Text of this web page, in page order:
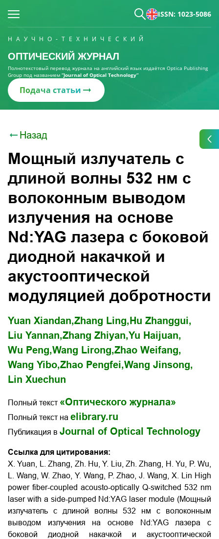
ISSN: 1023-5086
НАУЧНО-ТЕХНИЧЕСКИЙ
ОПТИЧЕСКИЙ ЖУРНАЛ
Полнотекстовый перевод журнала на английский язык издаётся Optica Publishing
Group под названием “Journal of Optical Technology“
Подача статьи
Назад
Мощный излучатель с
длиной волны 532 нм с
волоконным выводом
излучения на основе
Nd:YAG лазера с боковой
диодной накачкой и
акустооптической
модуляцией добротности
Yuan Xiandan,Zhang Ling, Hu Zhanggui,
Liu Yannan,Zhang Zhiyan,Yu Haijuan,
Wu Peng,Wang Lirong,Zhao Weifang,
Wang Yibo,Zhao Pengfei,Wang Jinsong,
Lin Xuechun
Полный текст «Оптического журнала»
Полный текст на elibrary.ru
Публикация в Journal of Optical Technology
Ссылка для цитирования:
X. Yuan, L. Zhang, Zh. Hu, Y. Liu, Zh. Zhang, H. Yu, P. Wu,
L. Wang, W. Zhao, Y. Wang, P. Zhao, J. Wang, X. Lin High
power fiber-coupled acousto-optically Q-switched 532 nm
laser with a side-pumped Nd:YAG laser module (Мощный
излучатель с длиной волны 532 нм с волоконным
выводом излучения на основе Nd:YAG лазера с
боковой диодной накачкой и акустооптической